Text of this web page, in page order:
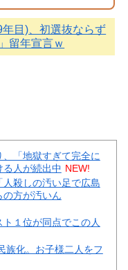
年目)、初選抜ならず
留年宣言ｗ
「地獄すぎて完全に
人が続出中 NEW!
殺しの汚い足で広島
方が汚いん
１位が同点でこの人
族化。お子様二人をフ